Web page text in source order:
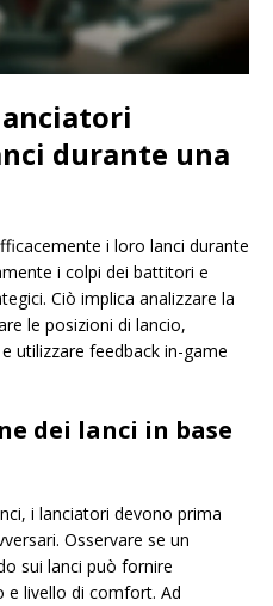
durante una
i loro lanci durante
i colpi dei battitori e
Ciò implica analizzare la
le posizioni di lancio,
utilizzare feedback in-game
dei lanci in base
i lanciatori devono prima
Osservare se un
sui lanci può fornire
livello di comfort. Ad